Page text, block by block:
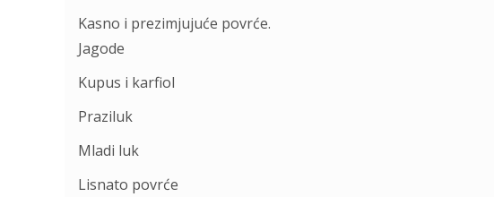
Kasno i prezimjujuće povrće.
Jagode
Kupus i karfiol
Praziluk
Mladi luk
Lisnato povrće